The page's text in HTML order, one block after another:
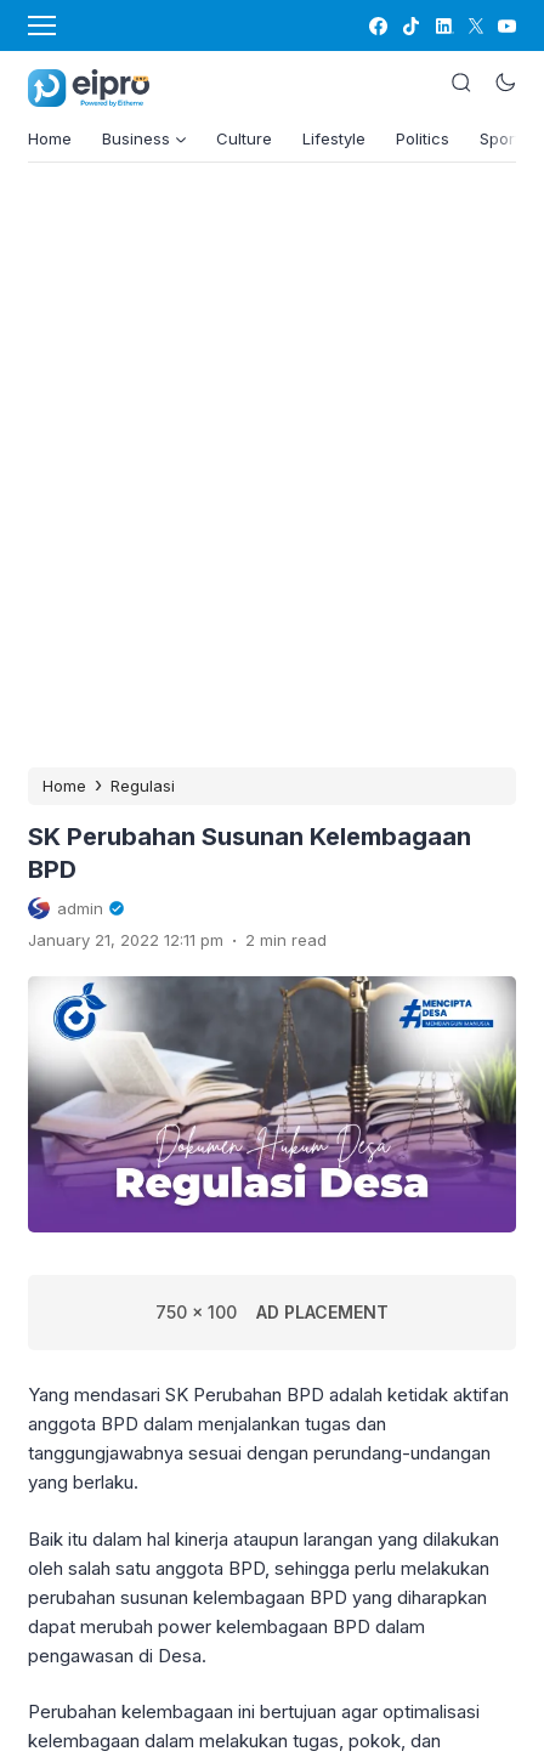
Home Business Culture Lifestyle Politics Sports
Home › Regulasi
SK Perubahan Susunan Kelembagaan
BPD
admin
January 21, 2022 12:11 pm . 2 min read
750 x 100 AD PLACEMENT
Yang mendasari SK Perubahan BPD adalah ketidak aktifan
anggota BPD dalam menjalankan tugas dan
tanggungjawabnya sesuai dengan perundang-undangan
yang berlaku.
Baik itu dalam hal kinerja ataupun larangan yang dilakukan
oleh salah satu anggota BPD, sehingga perlu melakukan
perubahan susunan kelembagaan BPD yang diharapkan
dapat merubah power kelembagaan BPD dalam
pengawasan di Desa.
Perubahan kelembagaan ini bertujuan agar optimalisasi
kelembagaan dalam melakukan tugas, pokok, dan